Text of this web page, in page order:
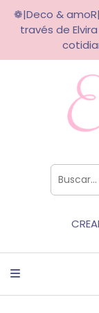
❁|Deco &
través de